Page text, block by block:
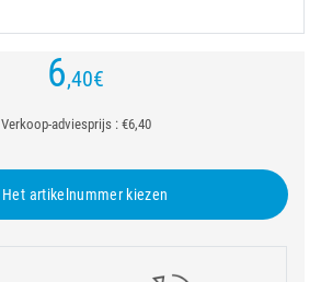
6,40€
Verkoop-adviesprijs : €6,40
Het artikelnummer kiezen